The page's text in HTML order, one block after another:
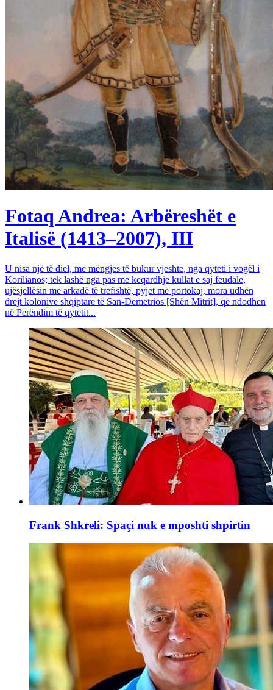
Fotaq Andrea: Arbëreshët e
Italisë (1413–2007), III
U nisa një të diel, me mëngjes të bukur vjeshte, nga qyteti i vogël i
Korilianos; tek lashë nga pas me keqardhje kullat e saj feudale,
ujësjellësin me arkadë të trefishtë, pyjet me portokaj, mora udhën
drejt kolonive shqiptare të San-Demetrios [Shën Mitrit], që ndodhen
në Perëndim të qytetit...
Frank Shkreli: Spaçi nuk e mposhti shpirtin